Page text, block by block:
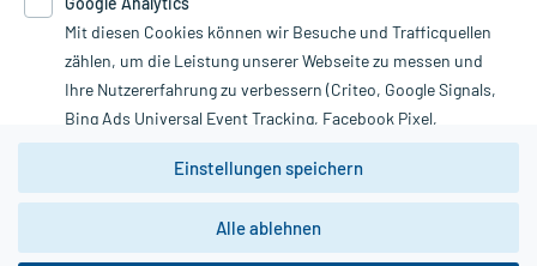
Therapien eingeleitet werden können. | Diese Webseite benutzt
Google Analytics. Lesen Sie bitte dazu die wichtigen Hinweise in
unserer Datenschutzerklärung. Für den Widerruf einer Bestellung
nutzen Sie das Formular:
Vertrag widerrufen
*Hinweise zu unseren Aktionen und Bewertungen
Mit diesen Cookies können wir Besuche und Trafficquellen
zählen, um die Leistung unserer Webseite zu messen und
Ihre Nutzererfahrung zu verbessern (Criteo, Google Signals,
Bing Ads Universal Event Tracking, Facebook Pixel,
Youtube-Social Plugin).
Wir weisen darauf hin, dass die
zwingend den Europäischen Anforderungen gem. EU-
DSGVO genügen und ein Datentransfer in Drittstaaten bzw.
Einstellungen speichern
Alle ablehnen